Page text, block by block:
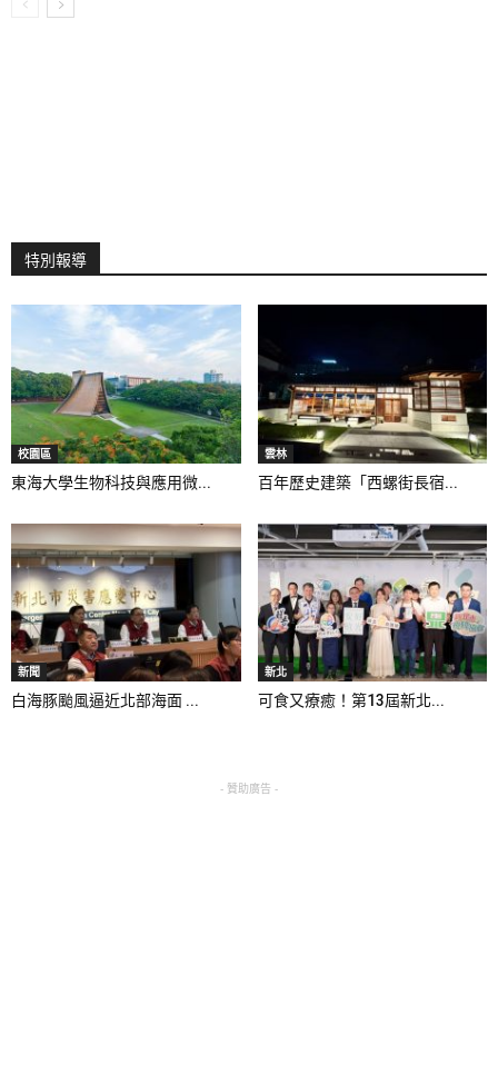
特別報導
校園區
東海大學生物科技與應用微...
雲林
百年歷史建築「西螺街長宿...
新聞
白海豚颱風逼近北部海面 ...
新北
可食又療癒！第13屆新北...
- 贊助廣告 -